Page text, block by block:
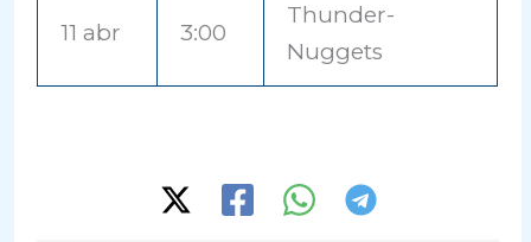
11 abr 3:00
Thunder-
Nuggets